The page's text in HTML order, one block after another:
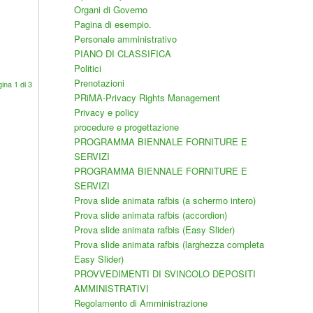
1 di 3
Organi di Governo
Pagina di esempio.
Personale amministrativo
PIANO DI CLASSIFICA
Politici
Prenotazioni
PRiMA-Privacy Rights Management
Privacy e policy
procedure e progettazione
PROGRAMMA BIENNALE FORNITURE E
SERVIZI
PROGRAMMA BIENNALE FORNITURE E
SERVIZI
Prova slide animata rafbis (a schermo intero)
Prova slide animata rafbis (accordion)
Prova slide animata rafbis (Easy Slider)
Prova slide animata rafbis (larghezza completa
Easy Slider)
PROVVEDIMENTI DI SVINCOLO DEPOSITI
AMMINISTRATIVI
Regolamento di Amministrazione